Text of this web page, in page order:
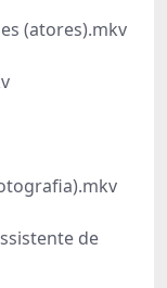
(atores).mkv
de